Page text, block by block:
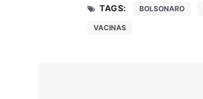
TAGS: BOLSONARO
VACINAS